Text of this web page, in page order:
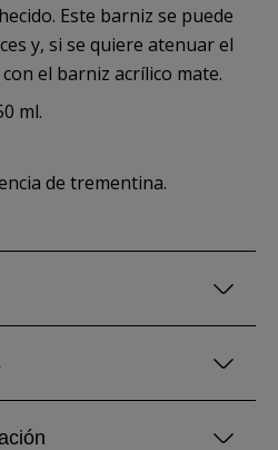
Este barniz se puede
y, si se quiere atenuar el
el barniz acrílico mate.
ml.
de trementina.